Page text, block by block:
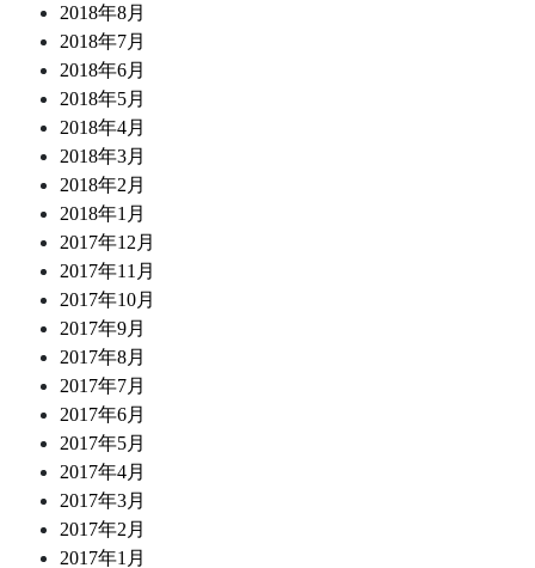
2018年8月
2018年7月
2018年6月
2018年5月
2018年4月
2018年3月
2018年2月
2018年1月
2017年12月
2017年11月
2017年10月
2017年9月
2017年8月
2017年7月
2017年6月
2017年5月
2017年4月
2017年3月
2017年2月
2017年1月